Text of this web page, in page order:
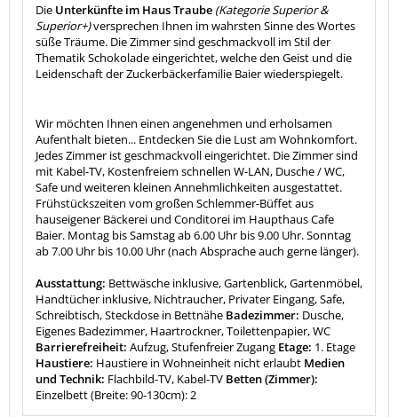
Die Unterkünfte im Haus Traube (Kategorie Superior &
Superior+)versprechen Ihnen im wahrsten Sinne des Wortes
süße Träume. Die Zimmer sind geschmackvoll im Stil der
Thematik Schokolade eingerichtet, welche den Geist und die
Leidenschaft der Zuckerbäckerfamilie Baier wiederspiegelt.
Wir möchten Ihnen einen angenehmen und erholsamen
Aufenthalt bieten... Entdecken Sie die Lust am Wohnkomfort.
Jedes Zimmer ist geschmackvoll eingerichtet. Die Zimmer sind
mit Kabel-TV, Kostenfreiem schnellen W-LAN, Dusche / WC,
Safe und weiteren kleinen Annehmlichkeiten ausgestattet.
Frühstückszeiten vom großen Schlemmer-Büffet aus
hauseigener Bäckerei und Conditorei im Haupthaus Cafe
Baier. Montag bis Samstag ab 6.00 Uhr bis 9.00 Uhr. Sonntag
ab 7.00 Uhr bis 10.00 Uhr (nach Absprache auch gerne länger).
Ausstattung: Bettwäsche inklusive, Gartenblick, Gartenmöbel,
Handtücher inklusive, Nichtraucher, Privater Eingang, Safe,
Schreibtisch, Steckdose in Bettnähe Badezimmer: Dusche,
Eigenes Badezimmer, Haartrockner, Toilettenpapier, WC
Barrierefreiheit: Aufzug, Stufenfreier Zugang Etage: 1. Etage
Haustiere: Haustiere in Wohneinheit nicht erlaubt Medien
und Technik: Flachbild-TV, Kabel-TV Betten (Zimmer):
Einzelbett (Breite: 90-130cm): 2